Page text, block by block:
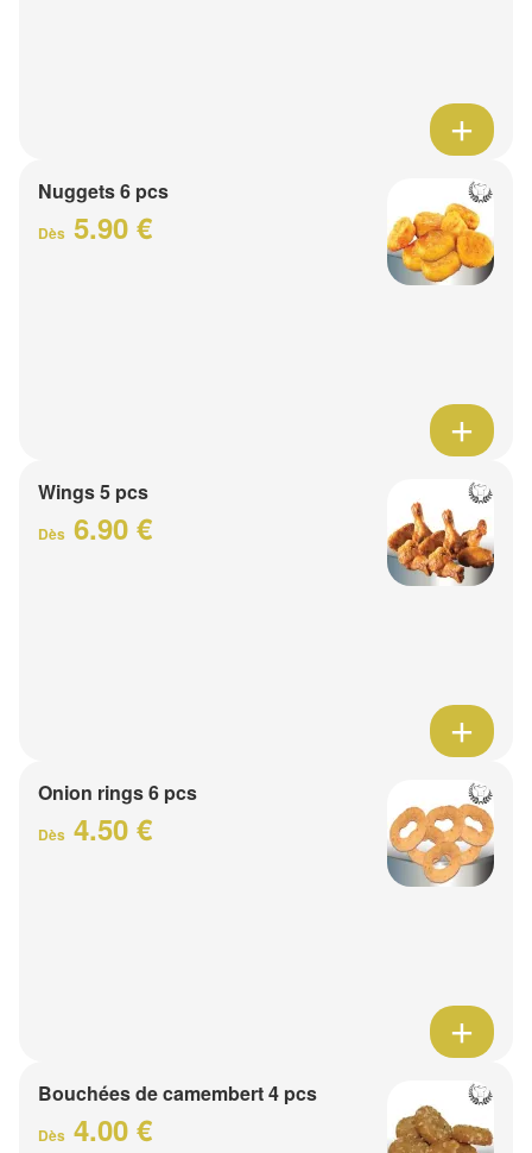
Nuggets 6 pcs
Dès 5.90 €
Wings 5 pcs
Dès 6.90 €
Onion rings 6 pcs
Dès 4.50 €
Bouchées de camembert 4 pcs
Dès 4.00 €